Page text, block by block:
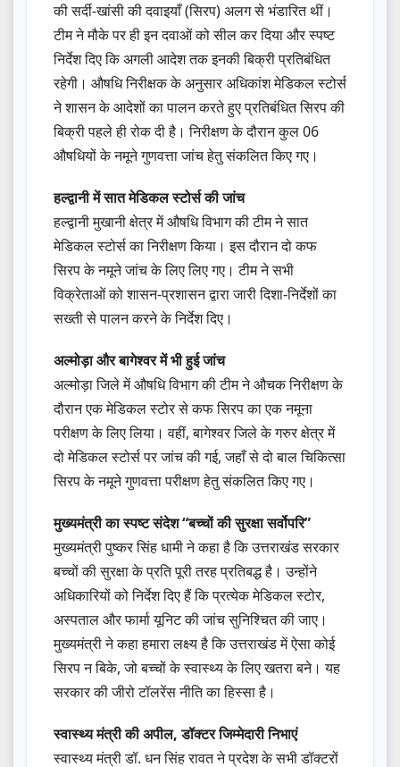
की सर्दी-खांसी की दवाइयाँ (सिरप) अलग से भंडारित थीं।
टीम ने मौके पर ही इन दवाओं को सील कर दिया और स्पष्ट
निर्देश दिए कि अगली आदेश तक इनकी बिक्री प्रतिबंधित
रहेगी। औषधि निरीक्षक के अनुसार अधिकांश मेडिकल स्टोर्स
ने शासन के आदेशों का पालन करते हुए प्रतिबंधित सिरप की
बिक्री पहले ही रोक दी है। निरीक्षण के दौरान कुल 06
औषधियों के नमूने गुणवत्ता जांच हेतु संकलित किए गए।
हल्द्वानी में सात मेडिकल स्टोर्स की जांच
हल्द्वानी मुखानी क्षेत्र में औषधि विभाग की टीम ने सात
मेडिकल स्टोर्स का निरीक्षण किया। इस दौरान दो कफ
सिरप के नमूने जांच के लिए लिए गए। टीम ने सभी
विक्रेताओं को शासन-प्रशासन द्वारा जारी दिशा-निर्देशों का
सख्ती से पालन करने के निर्देश दिए।
अल्मोड़ा और बागेश्वर में भी हुई जांच
अल्मोड़ा जिले में औषधि विभाग की टीम ने औचक निरीक्षण के
दौरान एक मेडिकल स्टोर से कफ सिरप का एक नमूना
परीक्षण के लिए लिया। वहीं, बागेश्वर जिले के गरुर क्षेत्र में
दो मेडिकल स्टोर्स पर जांच की गई, जहाँ से दो बाल चिकित्सा
सिरप के नमूने गुणवत्ता परीक्षण हेतु संकलित किए गए।
मुख्यमंत्री का स्पष्ट संदेश “बच्चों की सुरक्षा सर्वोपरि”
मुख्यमंत्री पुष्कर सिंह धामी ने कहा है कि उत्तराखंड सरकार
बच्चों की सुरक्षा के प्रति पूरी तरह प्रतिबद्ध है। उन्होंने
अधिकारियों को निर्देश दिए हैं कि प्रत्येक मेडिकल स्टोर,
अस्पताल और फार्मा यूनिट की जांच सुनिश्चित की जाए।
मुख्यमंत्री ने कहा हमारा लक्ष्य है कि उत्तराखंड में ऐसा कोई
सिरप न बिके, जो बच्चों के स्वास्थ्य के लिए खतरा बने। यह
सरकार की जीरो टॉलरेंस नीति का हिस्सा है।
स्वास्थ्य मंत्री की अपील, डॉक्टर जिम्मेदारी निभाएं
स्वास्थ्य मंत्री डॉ. धन सिंह रावत ने प्रदेश के सभी डॉक्टरों